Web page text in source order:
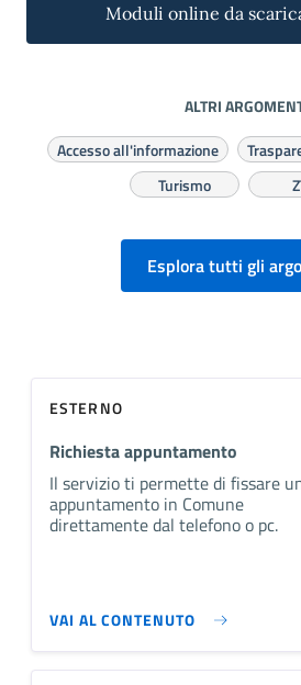
Moduli online da
ALTRI
Accesso all'informazione
Turismo
Esplora tutti gli
ESTERNO
Richiesta appuntamento
Il servizio ti permette di fissare
appuntamento in Comune
direttamente dal telefono o pc.
VAI AL CONTENUTO